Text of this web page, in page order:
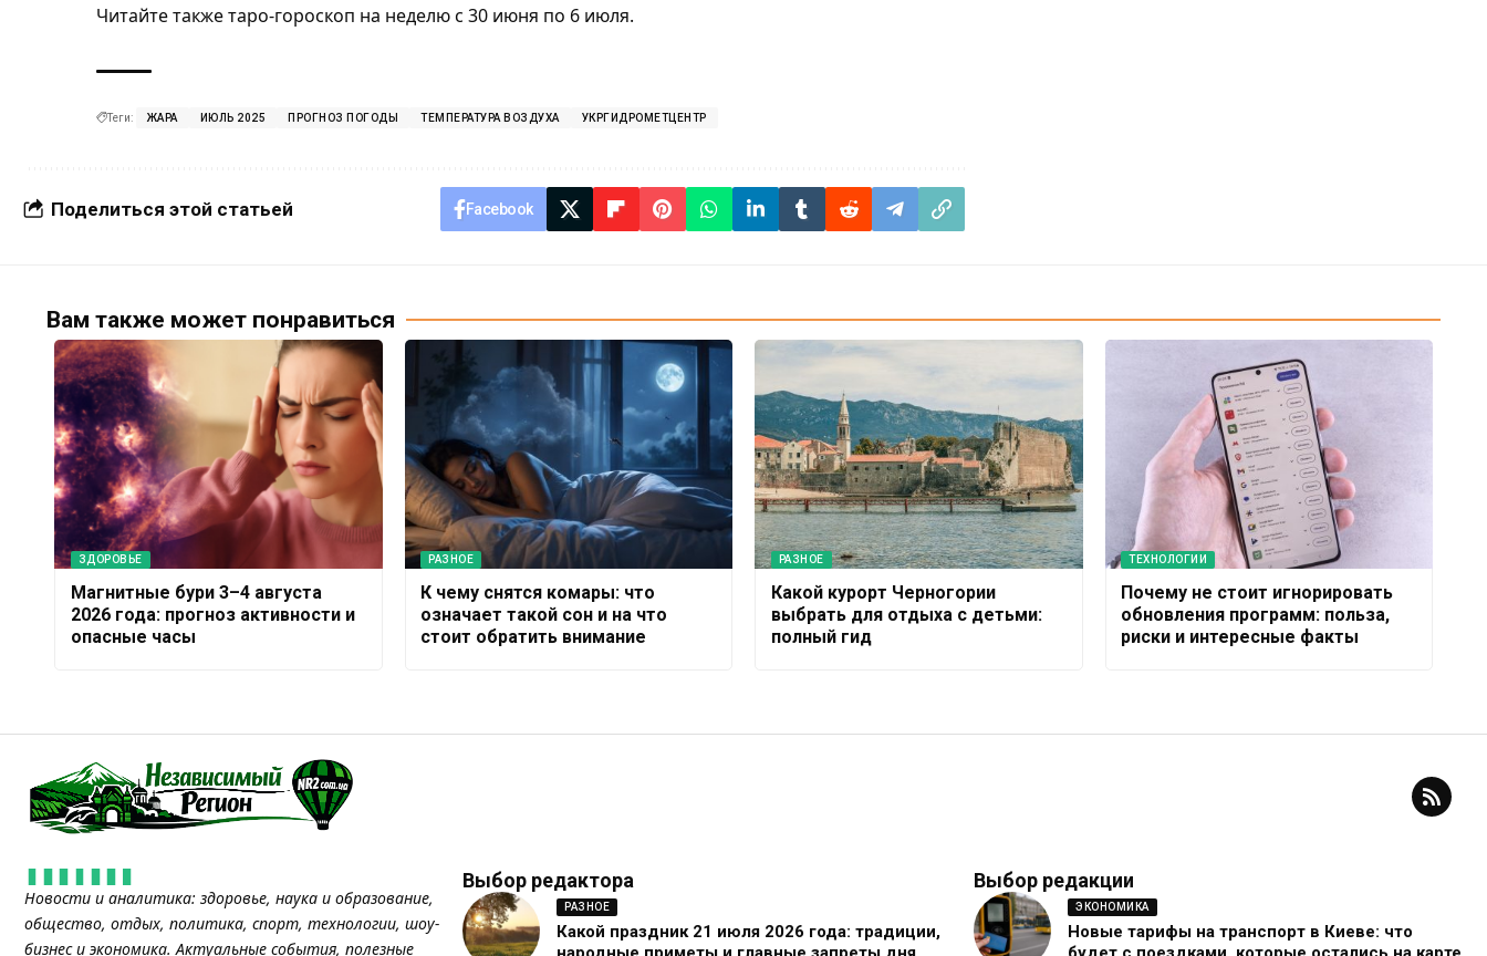
Читайте такжетаро-гороскоп на неделюс 30 июня по 6 июля.
Теги: ЖАРА ИЮЛЬ 2025 ПРОГНОЗ ПОГОДЫ ТЕМПЕРАТУРА ВОЗДУХА УКРГИДРОМЕТЦЕНТР
Поделиться этой статьей Facebook
Вам также может понравиться
ЗДОРОВЬЕ
Магнитные бури 3–4 августа
2026 года: прогноз активности и
опасные часы
РАЗНОЕ
К чему снятся комары: что
означает такой сон и на что
стоит обратить внимание
РАЗНОЕ
Какой курорт Черногории
выбрать для отдыха с детьми:
полный гид
ТЕХНОЛОГИИ
Почему не стоит игнорировать
обновления программ: польза,
риски и интересные факты
Новости и аналитика: здоровье, наука и образование,
общество, отдых, политика, спорт, технологии, шоу-
бизнес и экономика. Актуальные события, полезные
Выбор редактора
РАЗНОЕ
Какой праздник 21 июля 2026 года: традиции,
Выбор редакции
ЭКОНОМИКА
Новые тарифы на транспорт в Киеве: что